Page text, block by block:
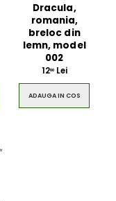
Dracula,
romania,
breloc din
lemn, model
002
1200Lei
ADAUGA IN COS